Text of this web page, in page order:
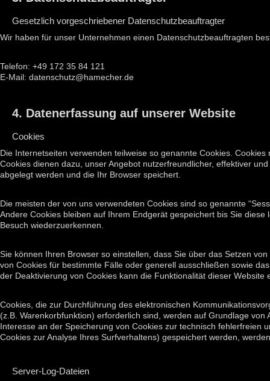
Gesetzlich vorgeschriebener Datenschutzbeauftragter
Wir haben für unser Unternehmen einen Datenschutzbeauftragten
Telefon: +49 172 35 84 121
E-Mail: datenschutz@hamecher.de
4. Datenerfassung auf unserer Website
Cookies
Die Internetseiten verwenden teilweise so genannte Cookies.
Cookies dienen dazu, unser Angebot nutzerfreundlicher, effektiver
abgelegt werden und die Ihr Browser speichert.
Die meisten der von uns verwendeten Cookies sind so genannte
Andere Cookies bleiben auf Ihrem Endgerät gespeichert bis Sie
Besuch wiederzuerkennen.
Sie können Ihren Browser so einstellen, dass Sie über das Setzen
von Cookies für bestimmte Fälle oder generell ausschließen sowie
der Deaktivierung von Cookies kann die Funktionalität dieser Website
Cookies, die zur Durchführung des elektronischen
(z.B. Warenkorbfunktion) erforderlich sind, werden auf Grundlage
Interesse an der Speicherung von Cookies zur technisch fehlerfreien
Cookies zur Analyse Ihres Surfverhaltens) gespeichert werden,
Server-Log-Dateien